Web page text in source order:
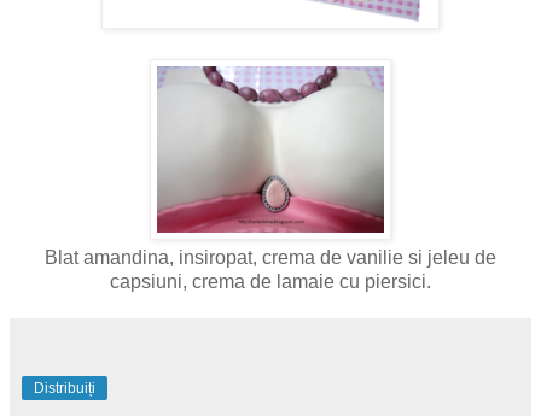
Blat amandina, insiropat, crema de vanilie si jeleu de
capsiuni, crema de lamaie cu piersici.
Distribuiți